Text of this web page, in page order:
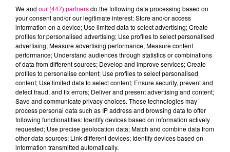
Cancer Lion Vierge
Balance Scorpion Sagittaire
We and our (447) partnersdo the following data processing based on
your consent and/or our legitimate interest: Store and/or access
information on a device; Use limited data to select advertising; Create
profiles for personalised advertising; Use profiles to select personalised
advertising; Measure advertising performance; Measure content
performance; Understand audiences through statistics or combinations
of data from different sources; Develop and improve services; Create
profiles to personalise content; Use profiles to select personalised
content; Use limited data to select content; Ensure security, prevent and
detect fraud, and fix errors; Deliver and present advertising and content;
Save and communicate privacy choices. These technologies may
process personal data such as IP address and browsing data to offer
following functionalities: Identify devices based on information actively
requested; Use precise geolocation data; Match and combine data from
other data sources; Link different devices; Identify devices based on
information transmitted automatically.